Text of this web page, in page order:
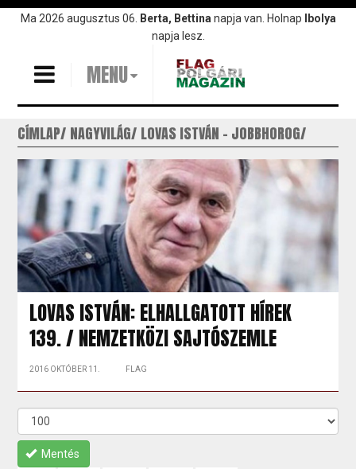
UgrásMa 2026 augusztus 06. Berta, Bettina napja van. Holnap
Ibolya
napja lesz.
MENU
CÍMLAP NAGYVILÁG LOVAS ISTVÁN - JOBBHOROG
LOVAS ISTVÁN: ELHALLGATOTT HÍREK
139. / NEMZETKÖZI SAJTÓSZEMLE
2016 OKTÓBER 11. FLAG
Mentés